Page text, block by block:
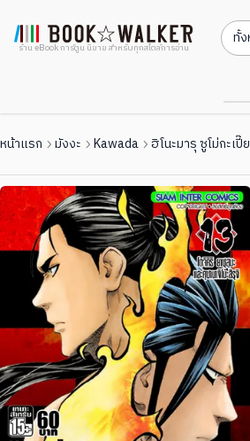
ร้าน eBook การ์ตูน นิยาย สำหรับทุกสไตล์การอ่าน
ทั้
หน้าแรก มังงะ Kawada ฮิโนะมารุ ซูโม่กะเ